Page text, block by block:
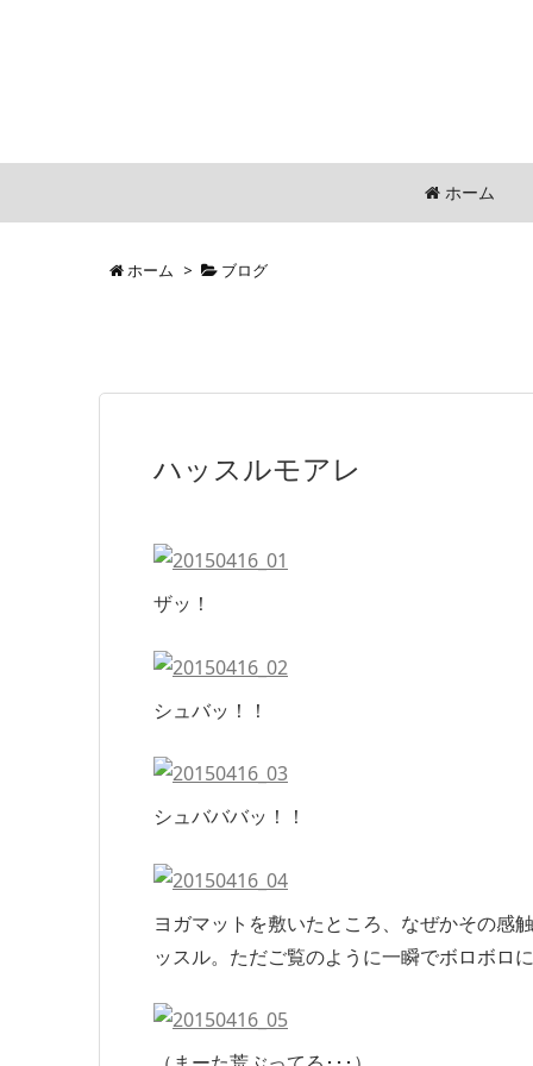
ホーム
ホーム > ブログ
ハッスルモアレ
ザッ！
シュバッ！！
シュバババッ！！
ヨガマットを敷いたところ、なぜかその感
ッスル。ただご覧のように一瞬でボロボロ